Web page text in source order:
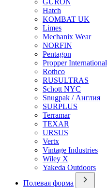
GURON
Hatch
KOMBAT UK
Limes
Mechanix Wear
NORFIN
Pentagon
Propper International
Rothco
RUSULTRAS
Schott NYC
Snugpak / Англия
SURPLUS
Terramar
TEXAR
URSUS
Vertx
Vintage Industries
Wiley X
Yakeda Outdoors
Полевая форма